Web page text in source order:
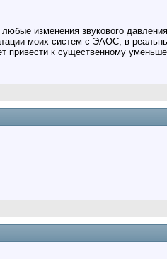
изменения звукового
моих систем с ЭАОС, в
привести к существенному